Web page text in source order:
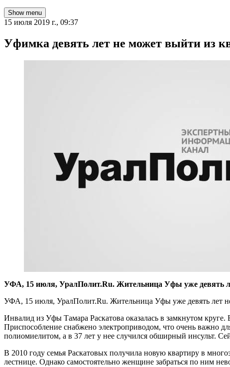
Show menu
15 июля 2019 г., 09:37
Уфимка девять лет не может выйти из
​УФА, 15 июля, УралПолит.Ru. Жительница Уфы уже девять
УФА, 15 июля, УралПолит.Ru. Жительница Уфы уже девять лет
Инвалид из Уфы Тамара Раскатова оказалась в замкнутом
Приспособление снабжено электроприводом, что очень важно
полиомиелитом, а в 37 лет у нее случился обширный инсульт.
В 2010 году семья Раскатовых получила новую квартиру в
лестнице. Однако самостоятельно женщине забраться по ним